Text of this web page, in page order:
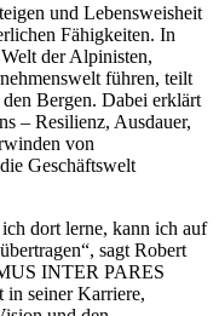
und Lebensweisheit
Fähigkeiten. In
der Alpinisten,
führen, teilt
Bergen. Dabei erklärt
– Resilienz, Ausdauer,
von
Geschäftswelt
dort lerne, kann ich auf
sagt Robert
INTER PARES
in seiner Karriere,